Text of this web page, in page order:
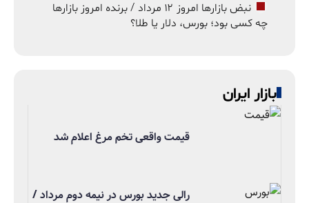
نبض بازارها امروز ۱۲ مرداد / برنده امروز بازارها
چه کسی بود؛ بورس، دلار یا طلا؟
بازار ایران
قیمت واقعی تخم مرغ اعلام شد
رالی جدید بورس در نیمه دوم مرداد /